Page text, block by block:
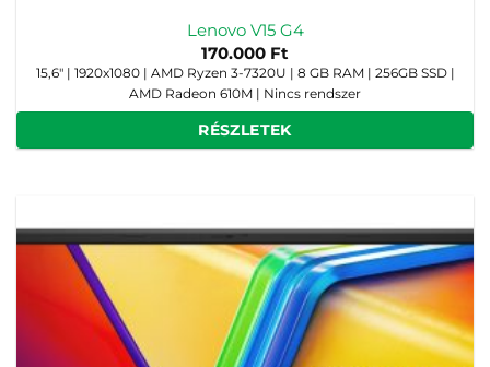
Lenovo V15 G4
170.000 Ft
15,6" | 1920x1080 | AMD Ryzen 3-7320U | 8 GB RAM | 256GB SSD |
AMD Radeon 610M | Nincs rendszer
RÉSZLETEK